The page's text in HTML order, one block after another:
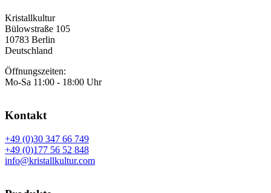
Kristallkultur
Bülowstraße 105
10783 Berlin
Deutschland
Öffnungszeiten:
Mo-Sa 11:00 - 18:00 Uhr
Kontakt
+49 (0)30 347 66 749
+49 (0)177 56 52 848
info@kristallkultur.com